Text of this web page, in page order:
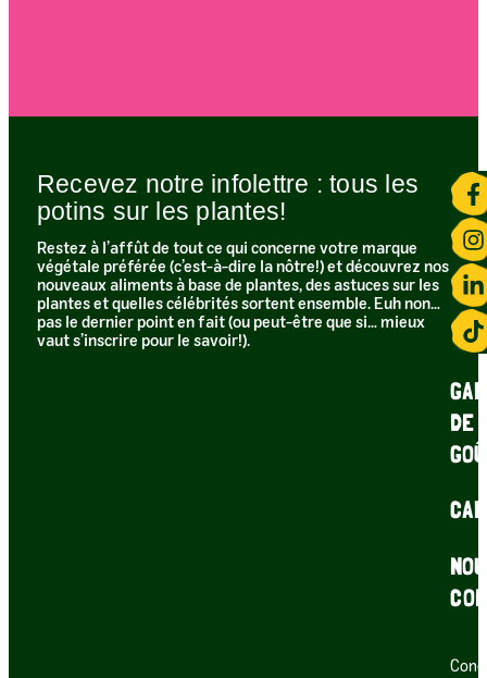
Recevez notre infolettre : tous les
potins sur les plantes!​
Restez à l’affût de tout ce qui concerne votre marque
végétale préférée (c’est-à-dire la nôtre!) et découvrez nos
nouveaux aliments à base de plantes, des astuces sur les
plantes et quelles célébrités sortent ensemble. Euh non…
pas le dernier point en fait (ou peut-être que si… mieux
vaut s’inscrire pour le savoir!).
DE